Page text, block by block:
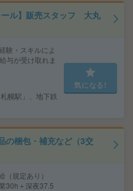
ール】販売スタッフ 大丸
・スキルによ
与が受け取れま
幌駅」、地下鉄
気になる!
の梱包・補充など（3交
規定あり）
30h＋深夜37.5